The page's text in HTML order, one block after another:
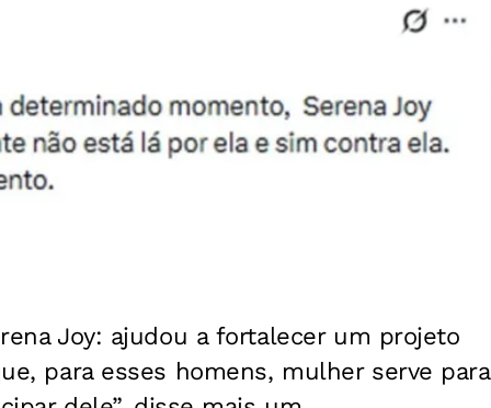
Joy: ajudou a fortalecer um projeto
para esses homens, mulher serve para